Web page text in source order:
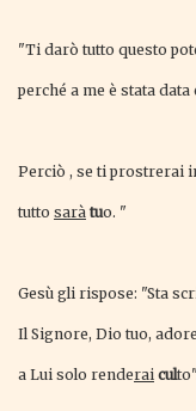
"Ti darò tutto questo
perché a me è stata data
Perciò , se ti prostrerai
tutto sarà tuo. "
Gesù gli rispose: "Sta
Il Signore, Dio tuo, adore
a Lui solo renderai cul